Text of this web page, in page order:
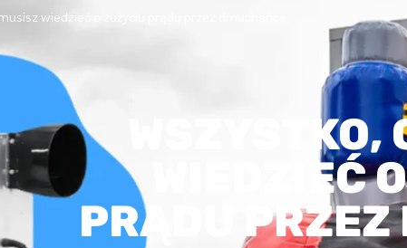
wiedzieć o zużyciu prądu przez dmuchańce
WIEDZIEĆ
PRĄDU PRZEZ